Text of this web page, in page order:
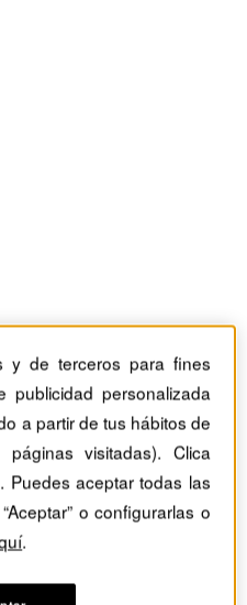
y de terceros para fines
publicidad personalizada
a partir de tus hábitos de
visitadas). Clica
aceptar todas las
o configurarlas o
.